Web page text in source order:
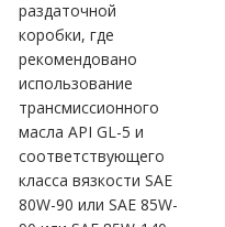
раздаточной
коробки, где
рекомендовано
использование
трансмиссионного
масла API GL-5 и
соответствующего
класса вязкости SAE
80W-90 или SAE 85W-